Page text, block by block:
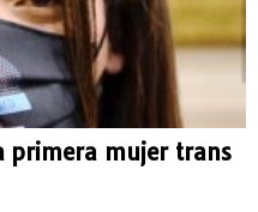
primera mujer trans